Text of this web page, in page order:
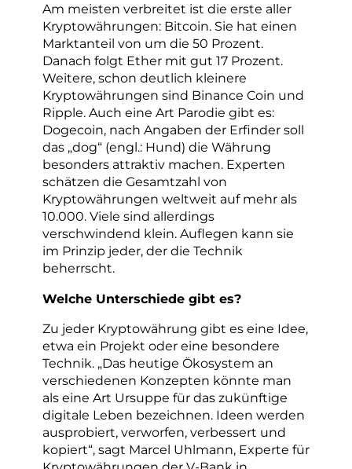
Am meisten verbreitet ist die erste aller
Kryptowährungen: Bitcoin. Sie hat einen
Marktanteil von um die 50 Prozent.
Danach folgt Ether mit gut 17 Prozent.
Weitere, schon deutlich kleinere
Kryptowährungen sind Binance Coin und
Ripple. Auch eine Art Parodie gibt es:
Dogecoin, nach Angaben der Erfinder soll
das „dog“ (engl.: Hund) die Währung
besonders attraktiv machen. Experten
schätzen die Gesamtzahl von
Kryptowährungen weltweit auf mehr als
10.000. Viele sind allerdings
verschwindend klein. Auflegen kann sie
im Prinzip jeder, der die Technik
beherrscht.
Welche Unterschiede gibt es?
Zu jeder Kryptowährung gibt es eine Idee,
etwa ein Projekt oder eine besondere
Technik. „Das heutige Ökosystem an
verschiedenen Konzepten könnte man
als eine Art Ursuppe für das zukünftige
digitale Leben bezeichnen. Ideen werden
ausprobiert, verworfen, verbessert und
kopiert“, sagt Marcel Uhlmann, Experte für